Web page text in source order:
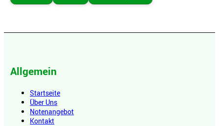
Allgemein
Startseite
Über Uns
Notenangebot
Kontakt